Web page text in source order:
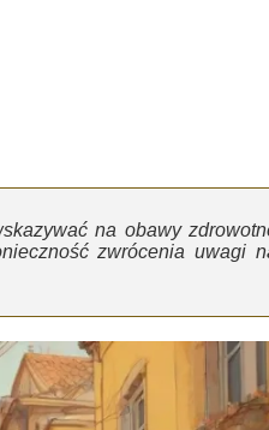
na obawy
zwrócenia uwagi